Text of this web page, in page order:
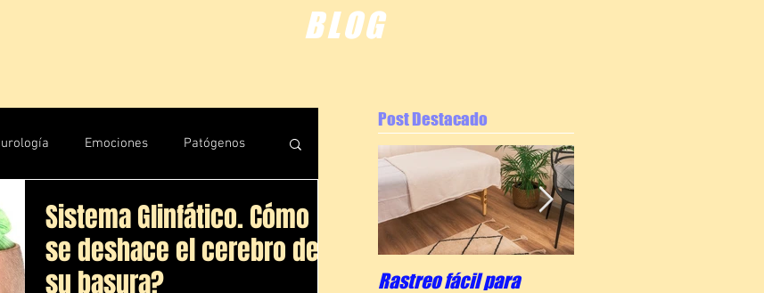
BLOG
Emociones Patógenos
Rastreos
Sistema Glinfático. Cómo
se deshace el cerebro de
su basura?
Post Destacado
Rastreo fácil para